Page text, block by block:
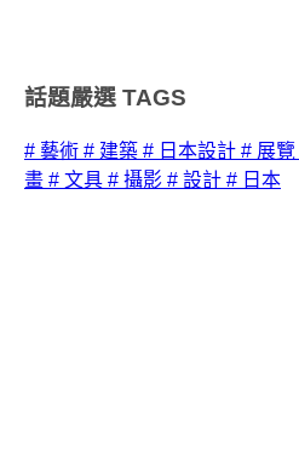
話題嚴選 TAGS
# 藝術 # 建築 # 日本設計 # 展覽
畫 # 文具 # 攝影 # 設計 # 日本